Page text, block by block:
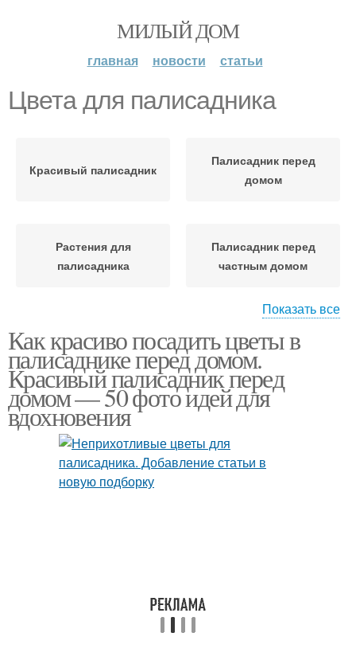
МИЛЫЙ ДОМ
главная новости статьи
Цвета для палисадника
Красивый палисадник
Палисадник перед
домом
Растения для
палисадника
Палисадник перед
частным домом
Неприхотливые цветы Многолетние цветы
Показать все
Как красиво посадить цветы в
палисаднике перед домом.
Красивый палисадник перед
домом — 50 фото идей для
вдохновения